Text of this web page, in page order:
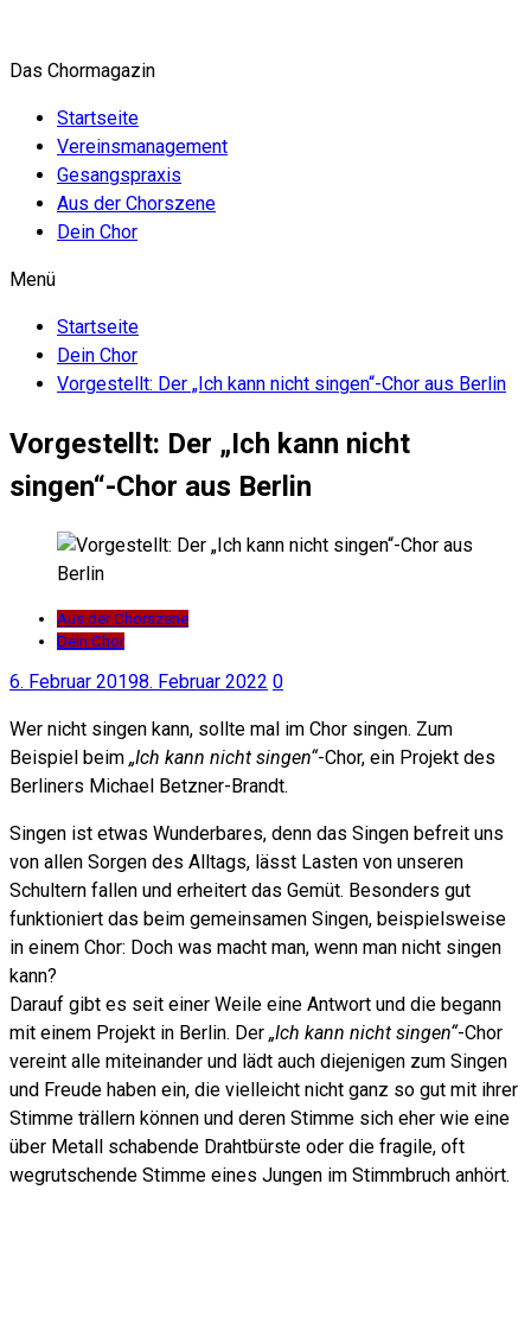
springen
Das Chormagazin
Startseite
Vereinsmanagement
Gesangspraxis
Aus der Chorszene
Dein Chor
Menü
Startseite
Dein Chor
Vorgestellt: Der „Ich kann nicht singen“-Chor aus Berlin
Vorgestellt: Der „Ich kann nicht
singen“-Chor aus Berlin
Aus der Chorszene
Dein Chor
6. Februar 20198. Februar 2022 0
Wer nicht singen kann, sollte mal im Chor singen. Zum
Beispiel beim „Ich kann nicht singen“-Chor, ein Projekt des
Berliners Michael Betzner-Brandt.
Singen ist etwas Wunderbares, denn das Singen befreit uns
von allen Sorgen des Alltags, lässt Lasten von unseren
Schultern fallen und erheitert das Gemüt. Besonders gut
funktioniert das beim gemeinsamen Singen, beispielsweise
in einem Chor: Doch was macht man, wenn man nicht singen
kann?
Darauf gibt es seit einer Weile eine Antwort und die begann
mit einem Projekt in Berlin. Der „Ich kann nicht singen“-Chor
vereint alle miteinander und lädt auch diejenigen zum Singen
und Freude haben ein, die vielleicht nicht ganz so gut mit ihrer
Stimme trällern können und deren Stimme sich eher wie eine
über Metall schabende Drahtbürste oder die fragile, oft
wegrutschende Stimme eines Jungen im Stimmbruch anhört.